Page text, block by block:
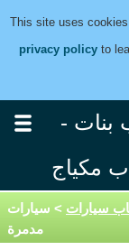
This site uses
privacy policy to
بنات -
مكياج
سيارات > سيارات
مدمرة